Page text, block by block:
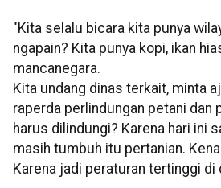
"Kita selalu bicara kita punya
ngapain? Kita punya kopi, ikan
mancanegara.
Kita undang dinas terkait, minta
raperda perlindungan petani dan
harus dilindungi? Karena hari ini
masih tumbuh itu pertanian.
Karena jadi peraturan tertinggi di